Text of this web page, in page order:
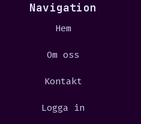
Navigation
Hem
Om oss
Kontakt
Logga in